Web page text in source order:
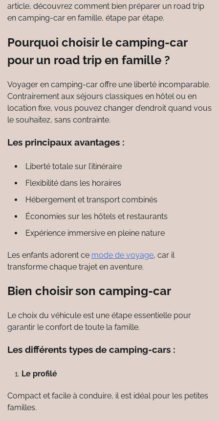
article, découvrez comment bien préparer un road trip
en camping-car en famille, étape par étape.
Pourquoi choisir le camping-car
pour un road trip en famille ?
Voyager en camping-car offre une liberté incomparable.
Contrairement aux séjours classiques en hôtel ou en
location fixe, vous pouvez changer d’endroit quand vous
le souhaitez, sans contrainte.
Les principaux avantages :
Liberté totale sur l’itinéraire
Flexibilité dans les horaires
Hébergement et transport combinés
Économies sur les hôtels et restaurants
Expérience immersive en pleine nature
Les enfants adorent ce mode de voyage, car il
transforme chaque trajet en aventure.
Bien choisir son camping-car
Le choix du véhicule est une étape essentielle pour
garantir le confort de toute la famille.
Les différents types de camping-cars :
Le profilé
Compact et facile à conduire, il est idéal pour les petites
familles.